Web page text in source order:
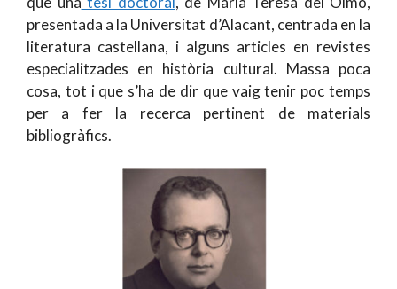
presentada a la Universitat d’Alacant, centrada en la
literatura castellana, i alguns articles en revistes
especialitzades en història cultural. Massa poca
cosa, tot i que s’ha de dir que vaig tenir poc temps
per a fer la recerca pertinent de materials
bibliogràfics.